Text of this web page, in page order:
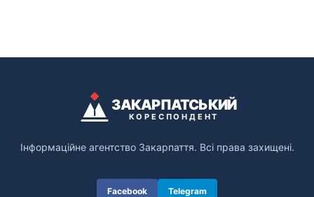
ЗАКАРПАТСЬКИЙ
КОРЕСПОНДЕНТ
Інформаційне агентство Закарпаття. Всі права захищені.
Facebook Telegram